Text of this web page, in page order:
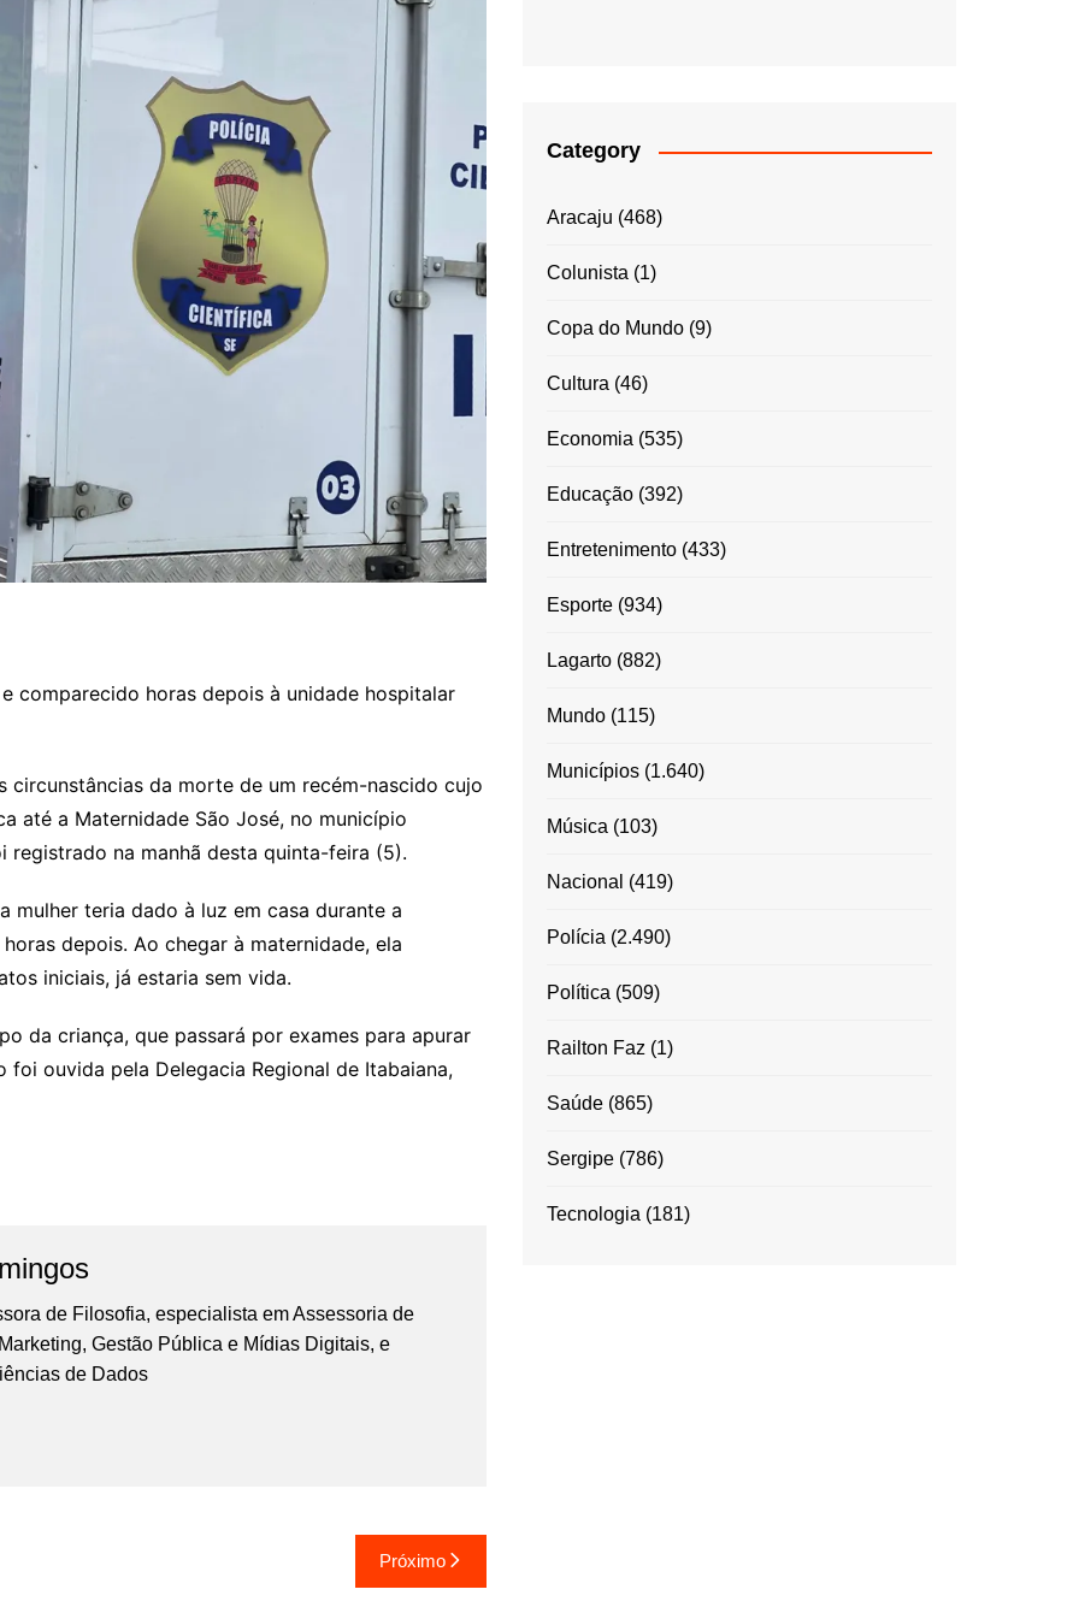
comparecido horas depois à unidade hospitalar
circunstâncias da morte de um recém-nascido cujo
até a Maternidade São José, no município
registrado na manhã desta quinta-feira (5).
mulher teria dado à luz em casa durante a
depois. Ao chegar à maternidade, ela
iniciais, já estaria sem vida.
da criança, que passará por exames para apurar
ouvida pela Delegacia Regional de Itabaiana,
de Filosofia, especialista em Assessoria de
Gestão Pública e Mídias Digitais, e
de Dados
Próximo
Category
Aracaju (468)
Colunista (1)
Copa do Mundo (9)
Cultura (46)
Economia (535)
Educação (392)
Entretenimento (433)
Esporte (934)
Lagarto (882)
Mundo (115)
Municípios (1.640)
Música (103)
Nacional (419)
Polícia (2.490)
Política (509)
Railton Faz (1)
Saúde (865)
Sergipe (786)
Tecnologia (181)